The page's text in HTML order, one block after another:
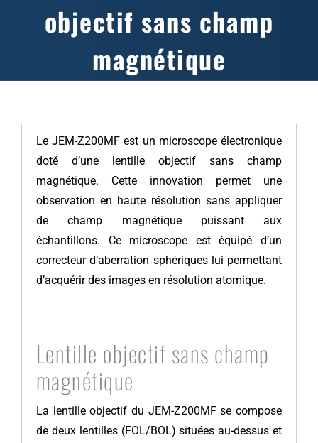
objectif sans champ
magnétique
Le JEM-Z200MF est un microscope électronique
doté d’une lentille objectif sans champ
magnétique. Cette innovation permet une
observation en haute résolution sans appliquer
de champ magnétique puissant aux
échantillons. Ce microscope est équipé d’un
correcteur d’aberration sphériques lui permettant
d’acquérir des images en résolution atomique.
Lentille objectif sans champ
magnétique
La lentille objectif du JEM-Z200MF se compose
de deux lentilles (FOL/BOL) situées au-dessus et